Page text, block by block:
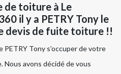
de toiture à Le
il y a PETRY Tony le
devis de fuite toiture !!
PETRY Tony s’occuper de votre
avons décidé de vous